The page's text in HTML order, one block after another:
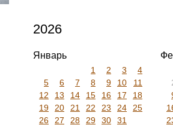
2026
Январь
1 2 3
4
5
6 7 8 9 10
11
12
13 14 15 16 17
18
19
20 21 22 23 24
25
26
27 28 29 30 31